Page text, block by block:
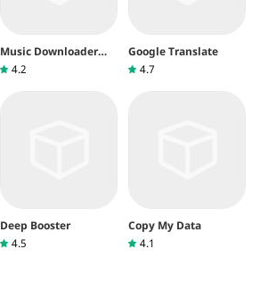
Music Downloader
Mp3 Download
4.2
Google Translate
4.7
Deep Booster
4.5
Copy My Data
4.1